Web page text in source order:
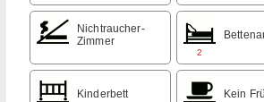
Nichtraucher-
Zimmer
2
Kinderbett Kein